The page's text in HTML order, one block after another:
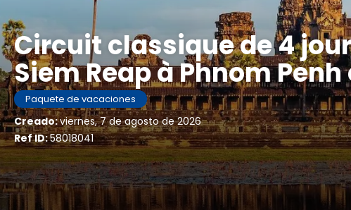
Circuit classique de 4
Siem Reap à Phnom
Paquete de vacaciones
Creado:viernes, 7 de agosto de 2026
Ref ID:58018041